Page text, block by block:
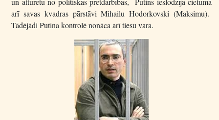
arī savas kvadras pārstāvi Mihailu Hodorkovski (Maksimu).
Tādējādi Putina kontrolē nonāca arī tiesu vara.